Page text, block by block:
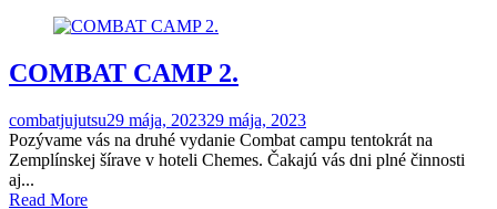
COMBAT CAMP 2.
combatjujutsu29 mája, 202329 mája, 2023
Pozývame vás na druhé vydanie Combat campu tentokrát na
Zemplínskej šírave v hoteli Chemes. Čakajú vás dni plné činnosti
aj...
Read More